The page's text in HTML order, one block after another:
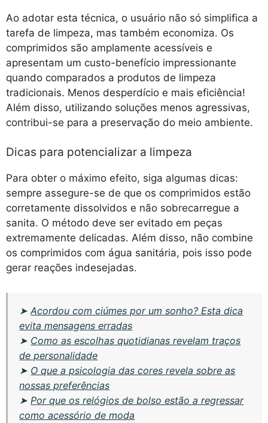
Ao adotar esta técnica, o usuário não só simplifica a
tarefa de limpeza, mas também economiza. Os
comprimidos são amplamente acessíveis e
apresentam um custo-benefício impressionante
quando comparados a produtos de limpeza
tradicionais. Menos desperdício e mais eficiência!
Além disso, utilizando soluções menos agressivas,
contribui-se para a preservação do meio ambiente.
Dicas para potencializar a limpeza
Para obter o máximo efeito, siga algumas dicas:
sempre assegure-se de que os comprimidos estão
corretamente dissolvidos e não sobrecarregue a
sanita. O método deve ser evitado em peças
extremamente delicadas. Além disso, não combine
os comprimidos com água sanitária, pois isso pode
gerar reações indesejadas.
➤Acordou com ciúmes por um sonho? Esta dica
evita mensagens erradas
➤ Como as escolhas quotidianas revelam traços
de personalidade
➤ O que a psicologia das cores revela sobre as
nossas preferências
➤ Por que os relógios de bolso estão a regressar
como acessório de moda